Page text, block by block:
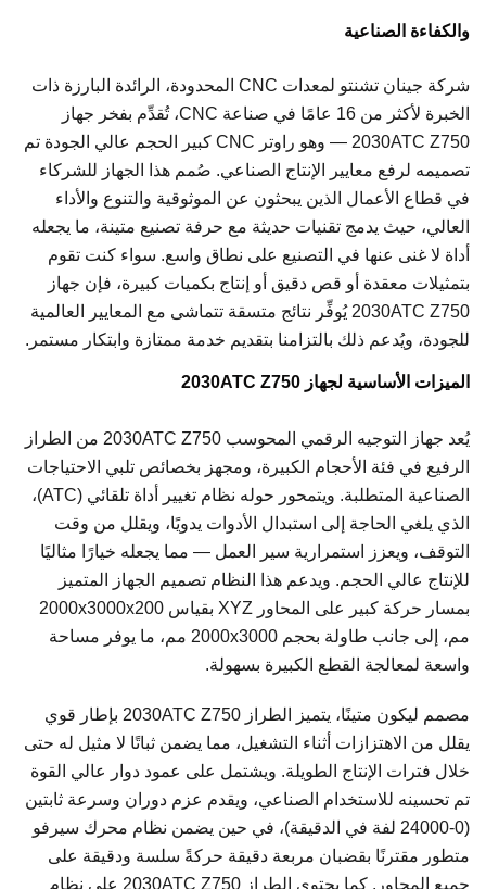
والكفاءة الصناعية
شركة جينان تشنتو لمعدات CNC المحدودة، الرائدة البارزة ذات
الخبرة لأكثر من 16 عامًا في صناعة CNC، تُقدِّم بفخر جهاز
2030ATC Z750 — وهو راوتر CNC كبير الحجم عالي الجودة تم
تصميمه لرفع معايير الإنتاج الصناعي. صُمم هذا الجهاز للشركاء
في قطاع الأعمال الذين يبحثون عن الموثوقية والتنوع والأداء
العالي، حيث يدمج تقنيات حديثة مع حرفة تصنيع متينة، ما يجعله
أداة لا غنى عنها في التصنيع على نطاق واسع. سواء كنت تقوم
بتمثيلات معقدة أو قص دقيق أو إنتاج بكميات كبيرة، فإن جهاز
2030ATC Z750 يُوفِّر نتائج متسقة تتماشى مع المعايير العالمية
للجودة، ويُدعم ذلك بالتزامنا بتقديم خدمة ممتازة وابتكار مستمر.
الميزات الأساسية لجهاز 2030ATC Z750
يُعد جهاز التوجيه الرقمي المحوسب 2030ATC Z750 من الطراز
الرفيع في فئة الأحجام الكبيرة، ومجهز بخصائص تلبي الاحتياجات
الصناعية المتطلبة. ويتمحور حوله نظام تغيير أداة تلقائي (ATC)،
الذي يلغي الحاجة إلى استبدال الأدوات يدويًا، ويقلل من وقت
التوقف، ويعزز استمرارية سير العمل — مما يجعله خيارًا مثاليًا
للإنتاج عالي الحجم. ويدعم هذا النظام تصميم الجهاز المتميز
بمسار حركة كبير على المحاور XYZ بقياس 2000x3000x200
مم، إلى جانب طاولة بحجم 2000x3000 مم، ما يوفر مساحة
واسعة لمعالجة القطع الكبيرة بسهولة.
مصمم ليكون متينًا، يتميز الطراز 2030ATC Z750 بإطار قوي
يقلل من الاهتزازات أثناء التشغيل، مما يضمن ثباتًا لا مثيل له حتى
خلال فترات الإنتاج الطويلة. ويشتمل على عمود دوار عالي القوة
تم تحسينه للاستخدام الصناعي، ويقدم عزم دوران وسرعة ثابتين
(0-24000 لفة في الدقيقة)، في حين يضمن نظام محرك سيرفو
متطور مقترنًا بقضبان مربعة دقيقة حركةً سلسة ودقيقة على
جميع المحاور. كما يحتوي الطراز 2030ATC Z750 على نظام